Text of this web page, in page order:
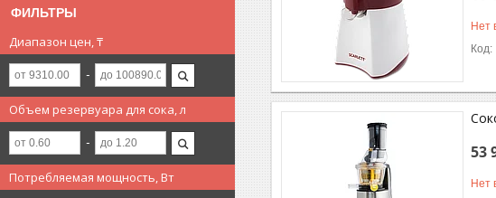
ФИЛЬТРЫ
Диапазон цен, ₸
Объем резервуара для сока, л
Потребляемая мощность, Вт
Нет
53
Нет